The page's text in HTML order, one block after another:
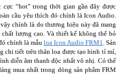
“hot” trong thời gian gần đây được
cầu yêu thích đó chính là Icon Audio.
chính là do thương hiệu này đã mang
lượng cao. Và thiết kế không thể bỏ
chính là mẫu loa Icon Audio FRM1 . Sản
chi tiết trên thân loa được tạo hình tỉ mỉ,
diễn âm thanh độc nhất vô nhị. Có thể
mua nhất trong dòng sản phẩm FRM